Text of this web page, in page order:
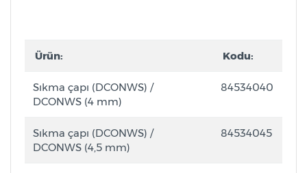
Ürün: Kodu:
Sıkma çapı (DCONWS) /
DCONWS (4 mm)
84534040
Sıkma çapı (DCONWS) /
DCONWS (4,5 mm)
84534045